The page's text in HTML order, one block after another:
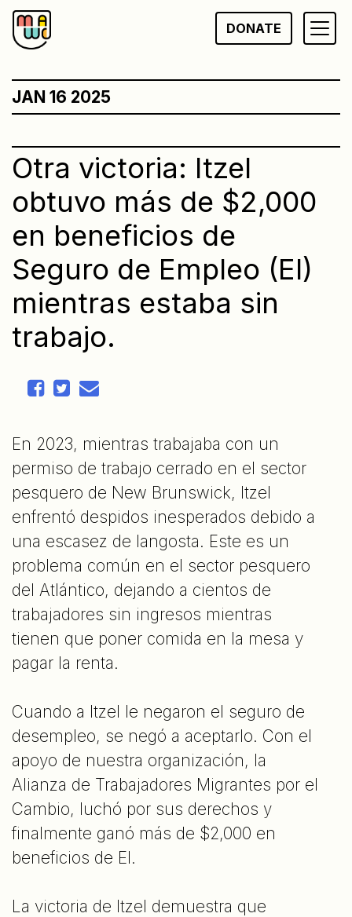
Skip
to
DONATE
JAN 16 2025
Otra victoria: Itzel
obtuvo más de $2,000
en beneficios de
Seguro de Empleo (EI)
mientras estaba sin
trabajo.
En 2023, mientras trabajaba con un
permiso de trabajo cerrado en el sector
pesquero de New Brunswick, Itzel
enfrentó despidos inesperados debido a
una escasez de langosta. Este es un
problema común en el sector pesquero
del Atlántico, dejando a cientos de
trabajadores sin ingresos mientras
tienen que poner comida en la mesa y
pagar la renta.
Cuando a Itzel le negaron el seguro de
desempleo, se negó a aceptarlo. Con el
apoyo de nuestra organización, la
Alianza de Trabajadores Migrantes por el
Cambio, luchó por sus derechos y
finalmente ganó más de $2,000 en
beneficios de EI.
La victoria de Itzel demuestra que